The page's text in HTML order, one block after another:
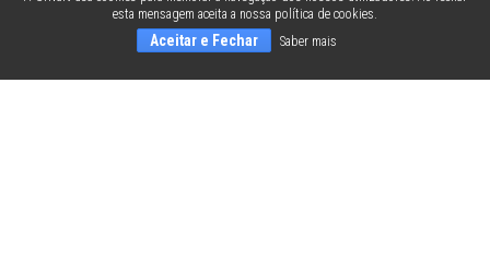
esta mensagem aceita a nossa política de cookies.
Aceitar e Fechar Saber mais